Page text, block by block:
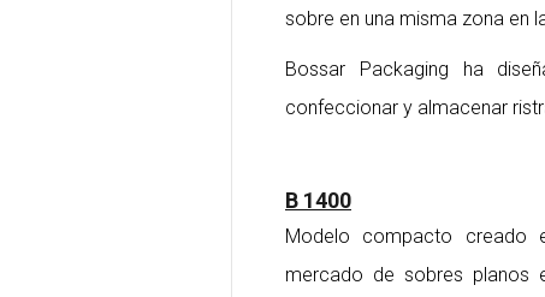
sobre en una misma zona en
Bossar Packaging ha
confeccionar y almacenar
B 1400
Modelo compacto creado
mercado de sobres planos